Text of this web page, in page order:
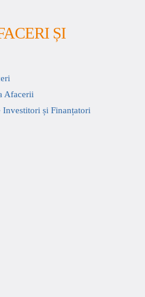
ȘI
Afacerii
Investitori și Finanțatori